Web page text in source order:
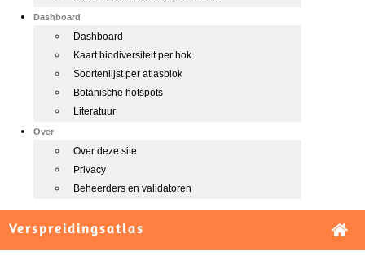
Dashboard
Dashboard
Kaart biodiversiteit per hok
Soortenlijst per atlasblok
Botanische hotspots
Literatuur
Over
Over deze site
Privacy
Beheerders en validatoren
Verspreidingsatlas